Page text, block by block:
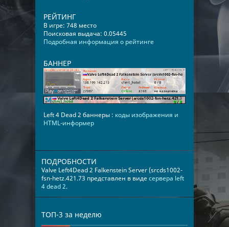
РЕЙТИНГ
В игре: 748 место
Поисковая выдача: 0.05445
Подробная информация о рейтинге
БАННЕР
Left 4 Dead 2 баннеры : коды изображения и
HTML-информер
ПОДРОБНОСТИ
Valve Left4Dead 2 Falkenstein Server (srcds1002-
fsn-hetz.421.73 представлен в видесервера left
4 dead 2.
ТОП-3 за неделю